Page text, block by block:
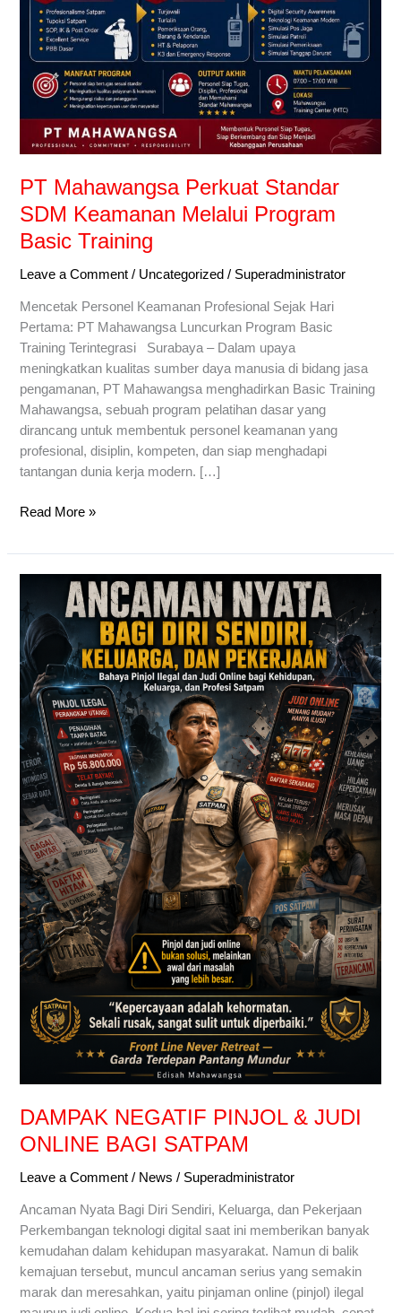
PT Mahawangsa Perkuat Standar
SDM Keamanan Melalui Program
Basic Training
Leave a Comment / Uncategorized / Superadministrator
Mencetak Personel Keamanan Profesional Sejak Hari
Pertama: PT Mahawangsa Luncurkan Program Basic
Training Terintegrasi Surabaya – Dalam upaya
meningkatkan kualitas sumber daya manusia di bidang jasa
pengamanan, PT Mahawangsa menghadirkan Basic Training
Mahawangsa, sebuah program pelatihan dasar yang
dirancang untuk membentuk personel keamanan yang
profesional, disiplin, kompeten, dan siap menghadapi
tantangan dunia kerja modern. […]
Read More »
DAMPAK NEGATIF PINJOL & JUDI
ONLINE BAGI SATPAM
Leave a Comment / News / Superadministrator
Ancaman Nyata Bagi Diri Sendiri, Keluarga, dan Pekerjaan
Perkembangan teknologi digital saat ini memberikan banyak
kemudahan dalam kehidupan masyarakat. Namun di balik
kemajuan tersebut, muncul ancaman serius yang semakin
marak dan meresahkan, yaitu pinjaman online (pinjol) ilegal
DAMPAK
NEGATIF
PINJOL
&
JUDI
ONLINE
BAGI
SATPAM